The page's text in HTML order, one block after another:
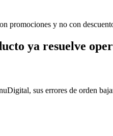
promociones y no con
ya resuelve
sus errores de orden